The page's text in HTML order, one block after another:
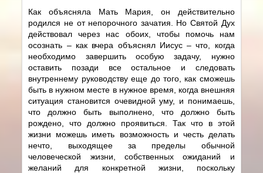
Как объясняла Мать Мария, он действительно
родился не от непорочного зачатия. Но Святой Дух
действовал через нас обоих, чтобы помочь нам
осознать – как вчера объяснял Иисус – что, когда
необходимо завершить особую задачу, нужно
оставить позади все остальное и следовать
внутреннему руководству еще до того, как сможешь
быть в нужном месте в нужное время, когда внешняя
ситуация становится очевидной уму, и понимаешь,
что должно быть выполнено, что должно быть
рождено, что должно проявиться. Так что в этой
жизни можешь иметь возможность и честь делать
нечто, выходящее за пределы обычной
человеческой жизни, собственных ожиданий и
желаний для конкретной жизни, поскольку